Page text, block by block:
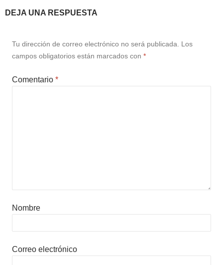
DEJA UNA RESPUESTA
Tu dirección de correo electrónico no será publicada. Los
campos obligatorios están marcados con *
Comentario *
Nombre
Correo electrónico